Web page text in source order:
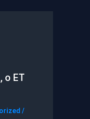
o ET
/